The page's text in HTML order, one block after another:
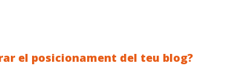
el posicionament del teu blog?